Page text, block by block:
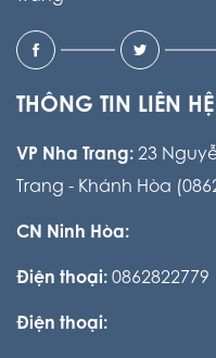
THÔNG TIN LIÊN HỆ
VP Nha Trang: 23
Trang - Khánh Hòa
CN Ninh Hòa:
Điện thoại: 0862822779
Điện thoại: